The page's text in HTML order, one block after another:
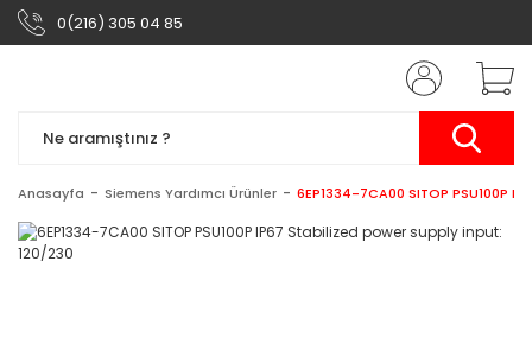
0(216) 305 04 85
Anasayfa Siemens Yardımcı Ürünler 6EP1334-7CA00 SITOP PSU100P